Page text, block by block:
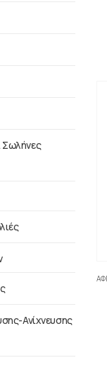
Σωλήνες
Ανίχνευσης